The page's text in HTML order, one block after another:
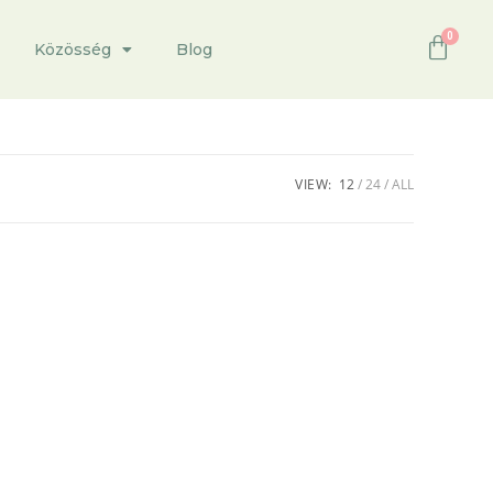
Közösség Blog
VIEW: 12 24 ALL